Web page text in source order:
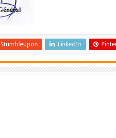
Stumbleupon LinkedIn